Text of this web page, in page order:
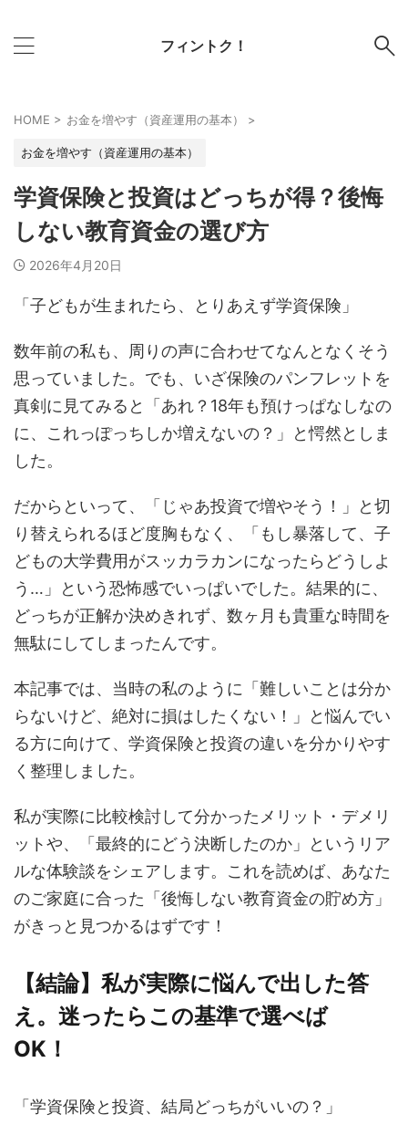
フィントク！
HOME > お金を増やす（資産運用の基本） >
お金を増やす（資産運用の基本）
学資保険と投資はどっちが得？後悔
しない教育資金の選び方
2026年4月20日
「子どもが生まれたら、とりあえず学資保険」
数年前の私も、周りの声に合わせてなんとなくそう
思っていました。でも、いざ保険のパンフレットを
真剣に見てみると「あれ？18年も預けっぱなしなの
に、これっぽっちしか増えないの？」と愕然としま
した。
だからといって、「じゃあ投資で増やそう！」と切
り替えられるほど度胸もなく、「もし暴落して、子
どもの大学費用がスッカラカンになったらどうしよ
う…」という恐怖感でいっぱいでした。結果的に、
どっちが正解か決めきれず、数ヶ月も貴重な時間を
無駄にしてしまったんです。
本記事では、当時の私のように「難しいことは分か
らないけど、絶対に損はしたくない！」と悩んでい
る方に向けて、学資保険と投資の違いを分かりやす
く整理しました。
私が実際に比較検討して分かったメリット・デメリ
ットや、「最終的にどう決断したのか」というリア
ルな体験談をシェアします。これを読めば、あなた
のご家庭に合った「後悔しない教育資金の貯め方」
がきっと見つかるはずです！
【結論】私が実際に悩んで出した答
え。迷ったらこの基準で選べば
OK！
「学資保険と投資、結局どっちがいいの？」